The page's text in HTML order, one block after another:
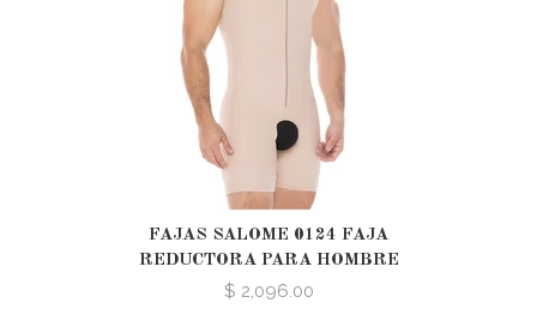
FAJAS SALOME 0124 FAJA
REDUCTORA PARA HOMBRE
$ 2,096.00